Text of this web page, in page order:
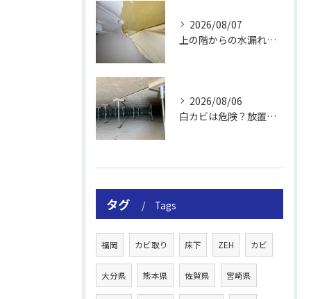
2026/08/07
上の階からの水漏れでカビ｜対処法と業者
2026/08/06
白カビは危険？放置のリスクと取り方
タグ Tags
福岡 カビ取り 床下 ZEH カビ
大分県 熊本県 佐賀県 宮崎県